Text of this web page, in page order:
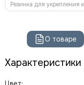
Резинка для укрепления
О товаре
Характеристики